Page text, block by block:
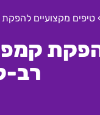
טיפים מקצועיים להפקת
רב-